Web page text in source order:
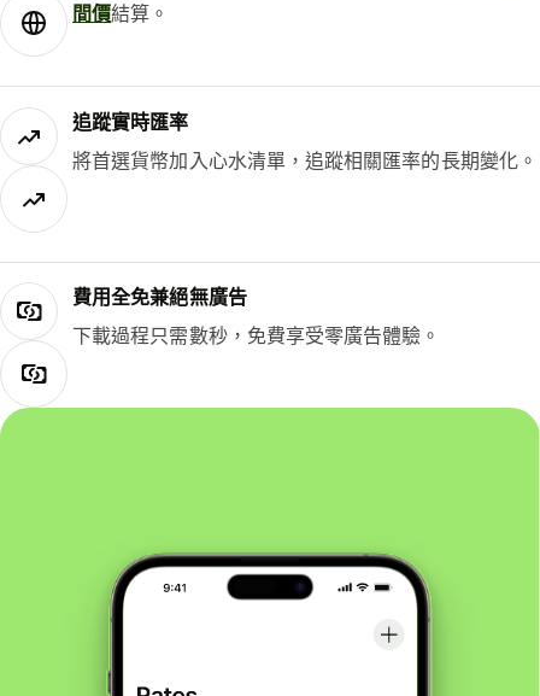
間價結算。
追蹤實時匯率
將首選貨幣加入心水清單，追蹤相關匯率的長期變化。
費用全免兼絕無廣告
下載過程只需數秒，免費享受零廣告體驗。